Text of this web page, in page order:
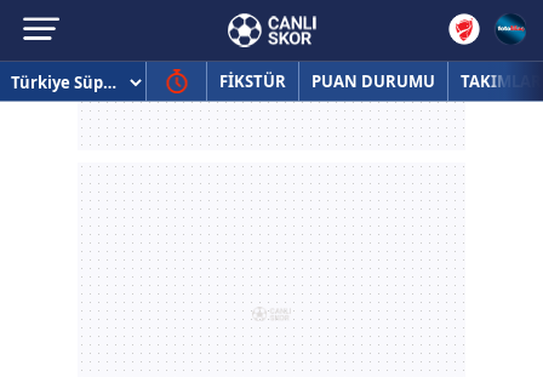
FİKSTÜR PUAN DURUMU TAKIMLAR